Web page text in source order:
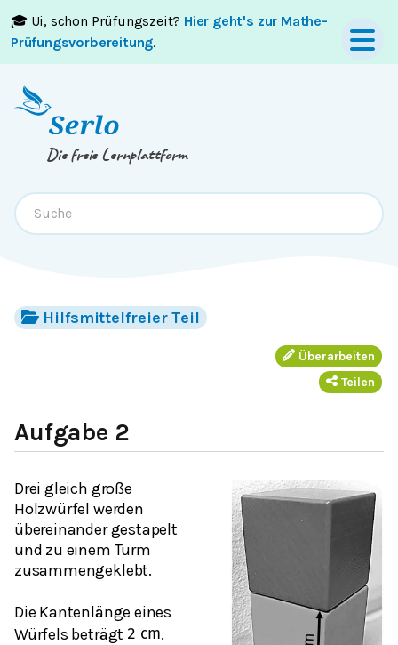
🎓 Ui, schon Prüfungszeit? Hier geht's zur Mathe-
Prüfungsvorbereitung.
Springe zumInhaltoderFooter
Die freie Lernplattform
Hilfsmittelfreier Teil
Überarbeiten
Teilen
Aufgabe 2
Drei gleich große
Holzwürfel werden
übereinander gestapelt
und zu einem Turm
zusammengeklebt.
Die Kantenlänge eines
Würfels beträgt 2 cm.